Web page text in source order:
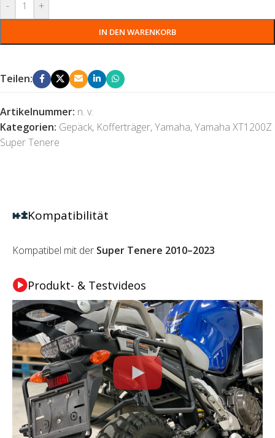
- +
IN DEN WARENKORB
Teilen:
Artikelnummer: n. v.
Kategorien: Gepäck, Kofferträger,Yamaha,Yamaha XT1200Z
Super Tenere
Kompatibilität
Kompatibel mit der Super Tenere 2010–2023
Produkt- & Testvideos